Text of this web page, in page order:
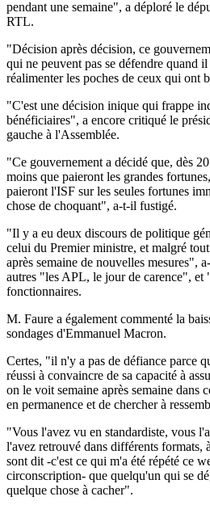
pendant une semaine", a déploré le
RTL.
"Décision après décision, ce
qui ne peuvent pas se défendre quand
réalimenter les poches de ceux qui ont
"C'est une décision inique qui frappe
bénéficiaires", a encore critiqué le
gauche à l'Assemblée.
"Ce gouvernement a décidé que, dès
moins que paieront les grandes
paieront l'ISF sur les seules fortunes
chose de choquant", a-t-il fustigé.
"Il y a eu deux discours de politique
celui du Premier ministre, et malgré
après semaine de nouvelles mesures",
autres "les APL, le jour de carence",
fonctionnaires.
M. Faure a également commenté la
sondages d'Emmanuel Macron.
Certes, "il n'y a pas de défiance parce
réussi à convaincre de sa capacité à
on le voit semaine après semaine dans
en permanence et de chercher à
"Vous l'avez vu en standardiste, vous
l'avez retrouvé dans différents formats,
sont dit -c'est ce qui m'a été répété ce
circonscription- que quelqu'un qui se
quelque chose à cacher".